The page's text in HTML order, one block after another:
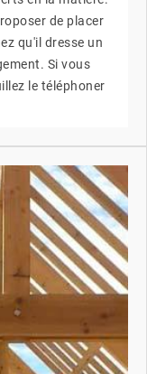
de placer
qu'il dresse un
Si vous
le téléphoner